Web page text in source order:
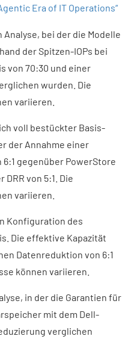
Era of IT Operations“
bei der die Modelle
der Spitzen-IOPs bei
von 70:30 und einer
wurden. Die
variieren.
voll bestückter Basis-
der Annahme einer
gegenüber PowerStore
von 5:1. Die
variieren.
Konfiguration des
Die effektive Kapazität
Datenreduktion von 6:1
können variieren.
in der die Garantien für
mit dem Dell-
verglichen